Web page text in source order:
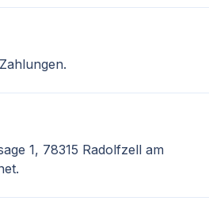
1, 78315 Radolfzell am